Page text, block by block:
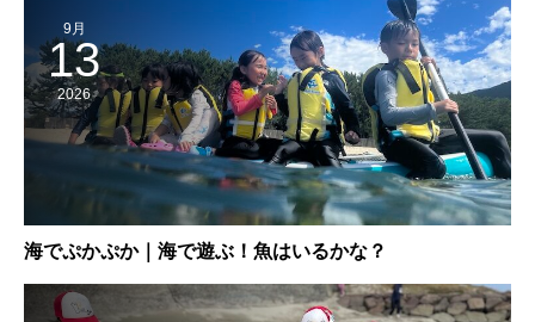
9月
13
2026
海でぷかぷか｜海で遊ぶ！魚はいるかな？